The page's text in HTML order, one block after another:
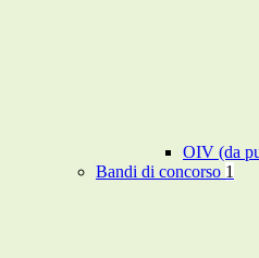
OIV (da
Bandi di concorso 1